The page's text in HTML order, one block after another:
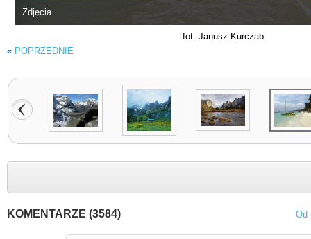
Zdjęcia
fot. Janusz Kurczab
« POPRZEDNIE
KOMENTARZE (3584) Od